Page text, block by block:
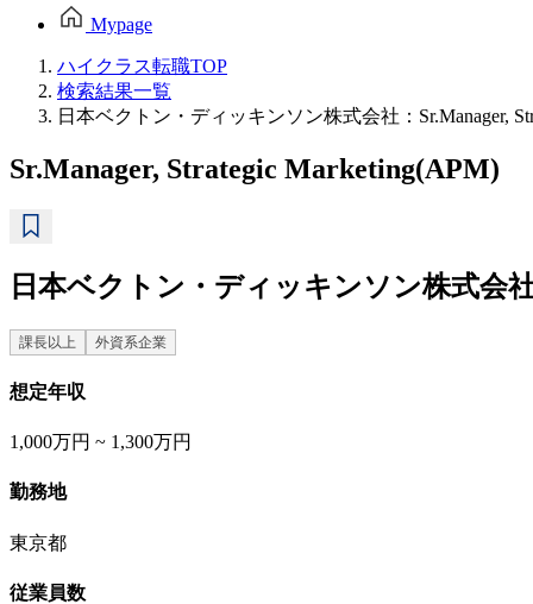
Mypage
ハイクラス転職TOP
検索結果一覧
日本ベクトン・ディッキンソン株式会社：Sr.Manager,
Sr.Manager, Strategic Marketing(APM)
日本ベクトン・ディッキンソン株式会
課長以上 外資系企業
想定年収
1,000万円 ~ 1,300万円
勤務地
東京都
従業員数